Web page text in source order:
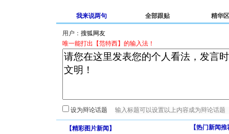
我来说两句 全部跟贴 精华区
用户：
唯一能打出【范特西】的输入法！
设为辩论话题
【精彩图片新闻 】 【热门新闻